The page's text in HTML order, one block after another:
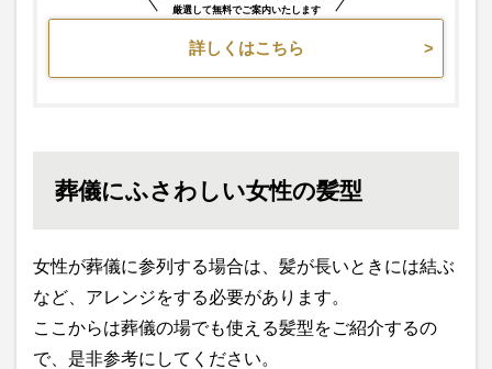
厳選して無料でご案内いたします
詳しくはこちら
葬儀にふさわしい女性の髪型
女性が葬儀に参列する場合は、髪が長いときには結ぶ
など、アレンジをする必要があります。
ここからは葬儀の場でも使える髪型をご紹介するの
で、是非参考にしてください。